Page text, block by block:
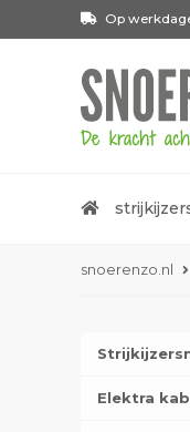
Op
snoerenzo.nl
Elektra